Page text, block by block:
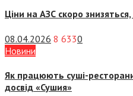
Ціни на АЗС скоро знизяться,
08.04.2026 8 6330
Новини
Як працюють суші-
досвід «Сушия»